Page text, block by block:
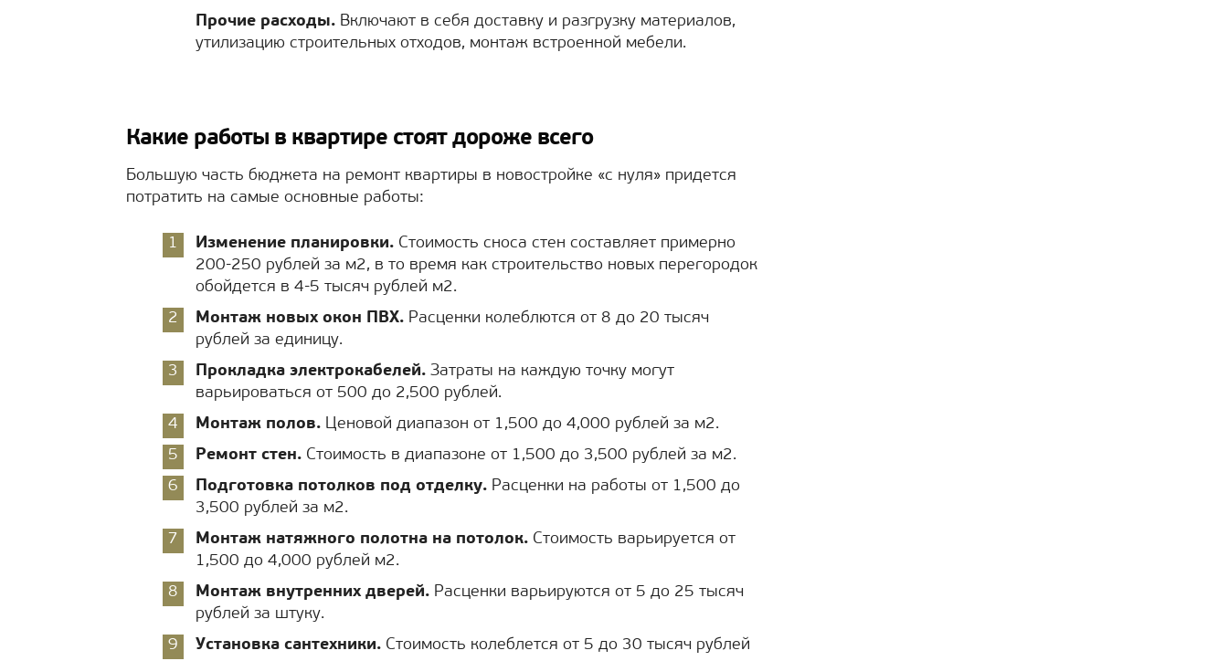
Прочие расходы. Включают в себя доставку и разгрузку материалов,
утилизацию строительных отходов, монтаж встроенной мебели.
Какие работы в квартире стоят дороже всего
Большую часть бюджета на ремонт квартиры в новостройке «с нуля» придется
потратить на самые основные работы:
Изменение планировки. Стоимость сноса стен составляет примерно
200-250 рублей за м2, в то время как строительство новых перегородок
обойдется в 4-5 тысяч рублей м2.
Монтаж новых окон ПВХ. Расценки колеблются от 8 до 20 тысяч
рублей за единицу.
Прокладка электрокабелей. Затраты на каждую точку могут
варьироваться от 500 до 2,500 рублей.
Монтаж полов. Ценовой диапазон от 1,500 до 4,000 рублей за м2.
Ремонт стен. Стоимость в диапазоне от 1,500 до 3,500 рублей за м2.
Подготовка потолков под отделку. Расценки на работы от 1,500 до
3,500 рублей за м2.
Монтаж натяжного полотна на потолок. Стоимость варьируется от
1,500 до 4,000 рублей м2.
Монтаж внутренних дверей. Расценки варьируются от 5 до 25 тысяч
рублей за штуку.
Установка сантехники. Стоимость колеблется от 5 до 30 тысяч рублей